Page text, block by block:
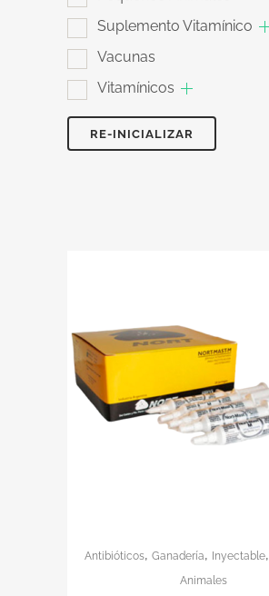
Suplemento Vitamínico
Vacunas
Vitamínicos
RE-INICIALIZAR
Antibióticos, Ganadería, Inyectable,
Animales